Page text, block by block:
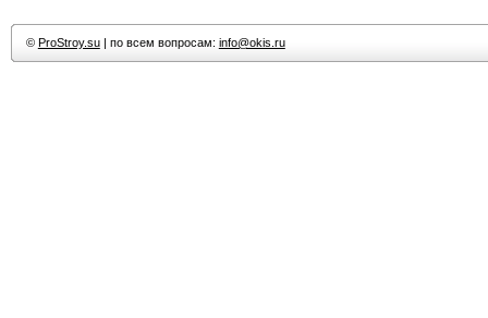
© ProStroy.su| по всем вопросам: info@okis.ru